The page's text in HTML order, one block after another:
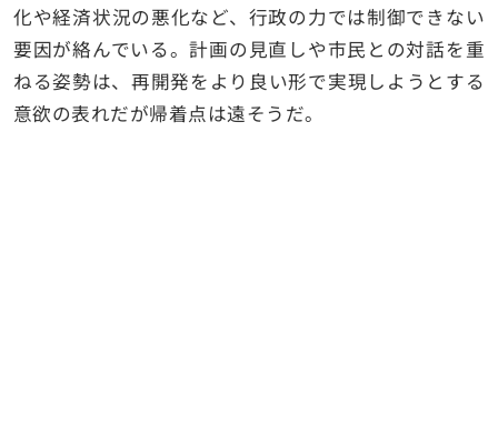
化や経済状況の悪化など、行政の力では制御できない
要因が絡んでいる。計画の見直しや市民との対話を重
ねる姿勢は、再開発をより良い形で実現しようとする
意欲の表れだが帰着点は遠そうだ。